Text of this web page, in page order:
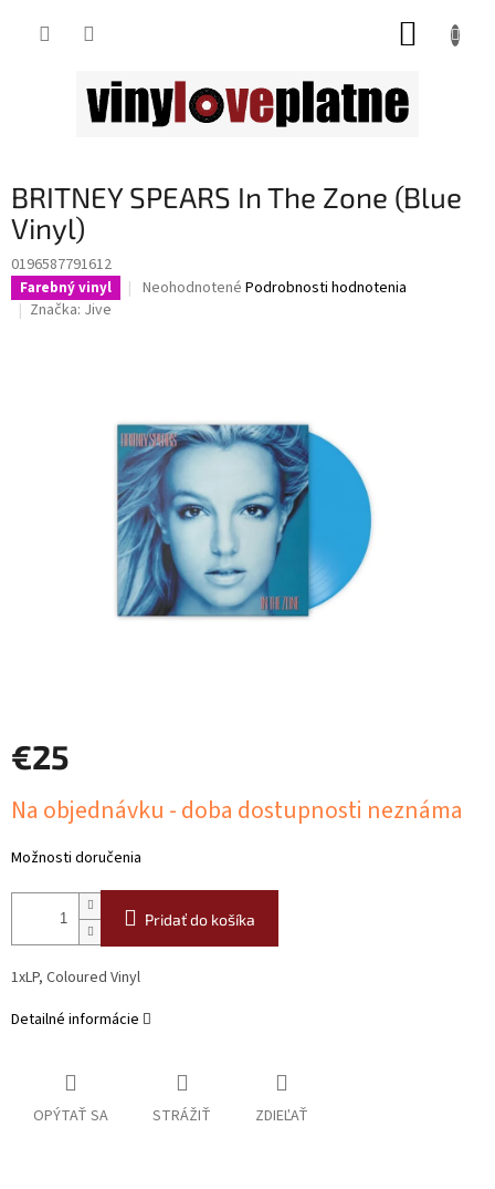
BRITNEY SPEARS In The Zone (Blue
Vinyl)
0196587791612
Farebný vinyl
Priemerné
hviezdičiek.
Neohodnotené Podrobnosti hodnotenia
Značka: Jive
€25
cena:
Na objednávku - doba dostupnosti neznáma
Možnosti doručenia
Pridať do košíka
1xLP, Coloured Vinyl
Detailné informácie
OPÝTAŤ SA STRÁŽIŤ ZDIEĽAŤ